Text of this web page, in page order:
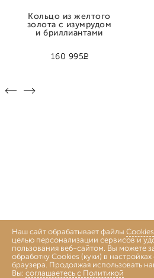
160 995Р
Кольцо из желтого
золота с изумрудом
и бриллиантами
Наш сайт обрабатывает файлы Cookies
целью персонализации сервисов и
пользования веб-сайтом. Вы можете
обработку Cookies (куки) в настройках
браузера. Продолжая использовать
Вы: соглашаетесь с Политикой